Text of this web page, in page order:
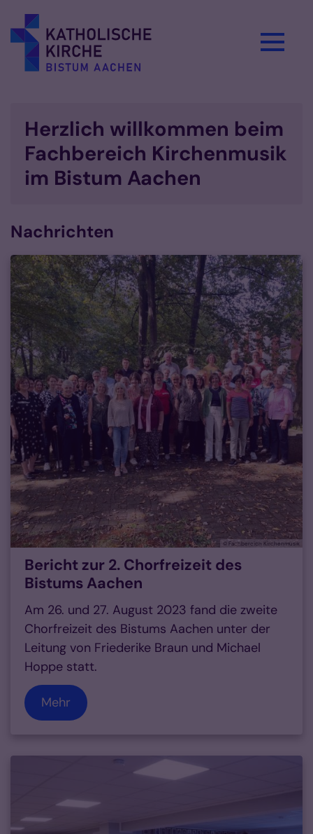
Herzlich willkommen beim
Fachbereich Kirchenmusik
im Bistum Aachen
Nachrichten
© Fachbereich Kirchenmusik
Bericht zur 2. Chorfreizeit des
Bistums Aachen
Am 26. und 27. August 2023 fand die zweite
Chorfreizeit des Bistums Aachen unter der
Leitung von Friederike Braun und Michael
Hoppe statt.
Mehr